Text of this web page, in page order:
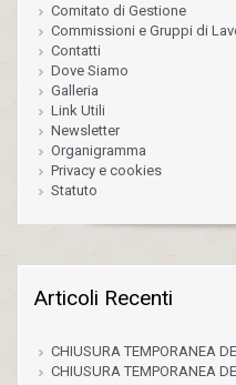
Comitato di Gestione
Commissioni e Gruppi di
Contatti
Dove Siamo
Galleria
Link Utili
Newsletter
Organigramma
Privacy e cookies
Statuto
Articoli Recenti
CHIUSURA TEMPORANEA
CHIUSURA TEMPORANEA